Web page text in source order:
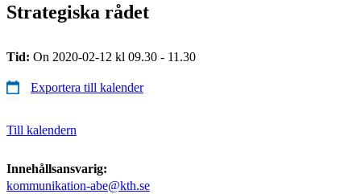
Strategiska rådet
Tid: On 2020-02-12 kl 09.30 - 11.30
Exportera till kalender
Till kalendern
Innehållsansvarig:
kommunikation-abe@kth.se